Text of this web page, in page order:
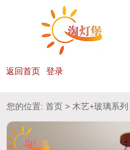
返回首页 登录
您的位置:首页 > 木艺+玻璃系列